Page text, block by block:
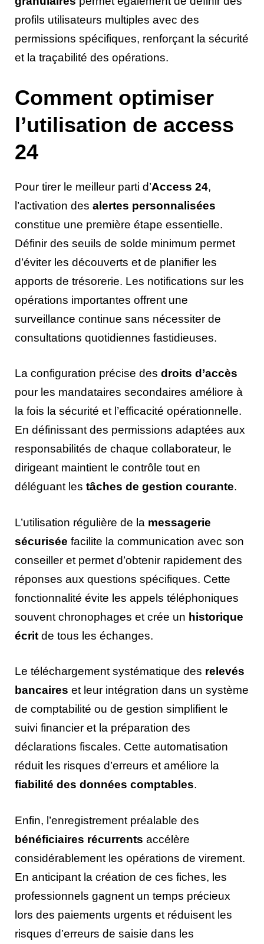
profils utilisateurs multiples avec des
permissions spécifiques, renforçant la sécurité
et la traçabilité des opérations.
Comment optimiser
l’utilisation de access
24
Pour tirer le meilleur parti d’Access 24,
l’activation des alertes personnalisées
constitue une première étape essentielle.
Définir des seuils de solde minimum permet
d’éviter les découverts et de planifier les
apports de trésorerie. Les notifications sur les
opérations importantes offrent une
surveillance continue sans nécessiter de
consultations quotidiennes fastidieuses.
La configuration précise des droits d’accès
pour les mandataires secondaires améliore à
la fois la sécurité et l’efficacité opérationnelle.
En définissant des permissions adaptées aux
responsabilités de chaque collaborateur, le
dirigeant maintient le contrôle tout en
déléguant les tâches de gestion courante.
L’utilisation régulière de la messagerie
sécurisée facilite la communication avec son
conseiller et permet d’obtenir rapidement des
réponses aux questions spécifiques. Cette
fonctionnalité évite les appels téléphoniques
souvent chronophages et crée un historique
écrit de tous les échanges.
Le téléchargement systématique des relevés
bancaires et leur intégration dans un système
de comptabilité ou de gestion simplifient le
suivi financier et la préparation des
déclarations fiscales. Cette automatisation
réduit les risques d’erreurs et améliore la
fiabilité des données comptables.
Enfin, l’enregistrement préalable des
bénéficiaires récurrents accélère
considérablement les opérations de virement.
En anticipant la création de ces fiches, les
professionnels gagnent un temps précieux
lors des paiements urgents et réduisent les
risques d’erreurs de saisie dans les